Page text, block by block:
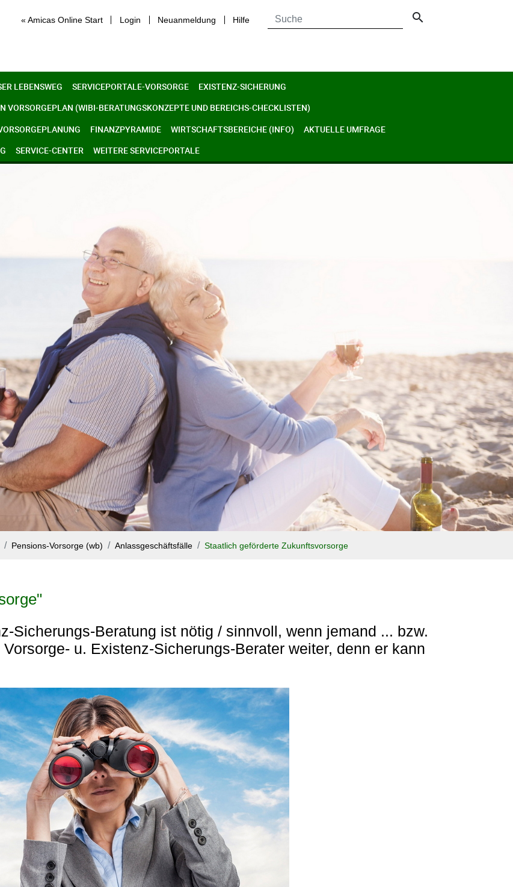
« Amicas Online Start Login Neuanmeldung Hilfe search
LEBENSWEG SERVICEPORTALE-VORSORGE
EXISTENZ-SICHERUNG
VORSORGEPLAN (WIBI-BERATUNGSKONZEPTE UND BEREICHS-CHECKLISTEN)
FINANZPYRAMIDE WIRTSCHAFTSBEREICHE (INFO)
AKTUELLE UMFRAGE
SERVICE-CENTER WEITERE SERVICEPORTALE
Pensions-Vorsorge (wb) Anlassgeschäftsfälle Staatlich geförderte Zukunftsvorsorge
Sicherungs-Beratung ist nötig / sinnvoll, wenn jemand ... bzw.
u. Existenz-Sicherungs-Berater weiter, denn er kann